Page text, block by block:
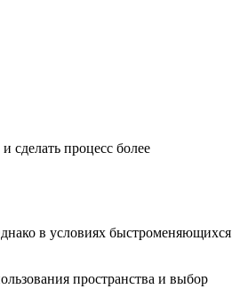
сделать процесс более
в условиях быстроменяющихся
пространства и выбор